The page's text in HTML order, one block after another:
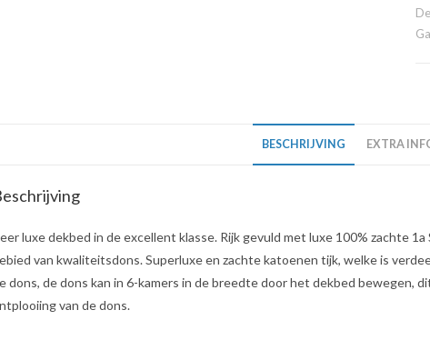
BESCHRIJVING EXTRA
luxe dekbed in de excellent klasse. Rijk gevuld met luxe 100% zachte
van kwaliteitsdons. Superluxe en zachte katoenen tijk, welke is
dons, de dons kan in 6-kamers in de breedte door het dekbed bewegen,
van de dons.